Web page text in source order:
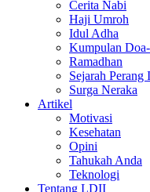
Cerita Nabi
Haji Umroh
Idul Adha
Kumpulan
Ramadhan
Sejarah Perang
Surga Neraka
Artikel
Motivasi
Kesehatan
Opini
Tahukah Anda
Teknologi
Tentang LDII